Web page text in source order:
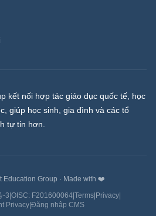
kết nối hợp tác giáo dục quốc tế, học
giúp học sinh, gia đình và các tổ
tự tin hơn.
Education Group · Made with ❤️
-3 OISC: F201600064| Terms| Privacy|
Privacy| Đăng nhập CMS